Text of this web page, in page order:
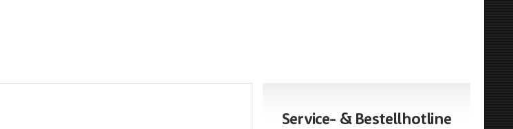
Service- & Bestellhotline